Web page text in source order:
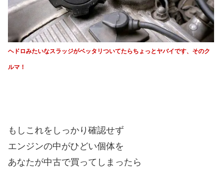
ヘドロみたいなスラッジがベッタリついてたらちょっとヤバイです、そのク
ルマ！
もしこれをしっかり確認せず
エンジンの中がひどい個体を
あなたが中古で買ってしまったら